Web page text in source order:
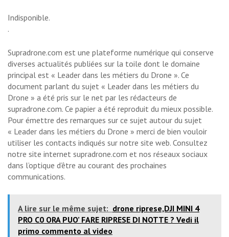
Indisponible.
.
Supradrone.com est une plateforme numérique qui conserve
diverses actualités publiées sur la toile dont le domaine
principal est « Leader dans les métiers du Drone ». Ce
document parlant du sujet « Leader dans les métiers du
Drone » a été pris sur le net par les rédacteurs de
supradrone.com. Ce papier a été reproduit du mieux possible.
Pour émettre des remarques sur ce sujet autour du sujet
« Leader dans les métiers du Drone » merci de bien vouloir
utiliser les contacts indiqués sur notre site web. Consultez
notre site internet supradrone.com et nos réseaux sociaux
dans l’optique d’être au courant des prochaines
communications.
A lire sur le même sujet: drone riprese,DJI MINI 4
PRO C0 ORA PUO’ FARE RIPRESE DI NOTTE ? Vedi il
primo commento al video